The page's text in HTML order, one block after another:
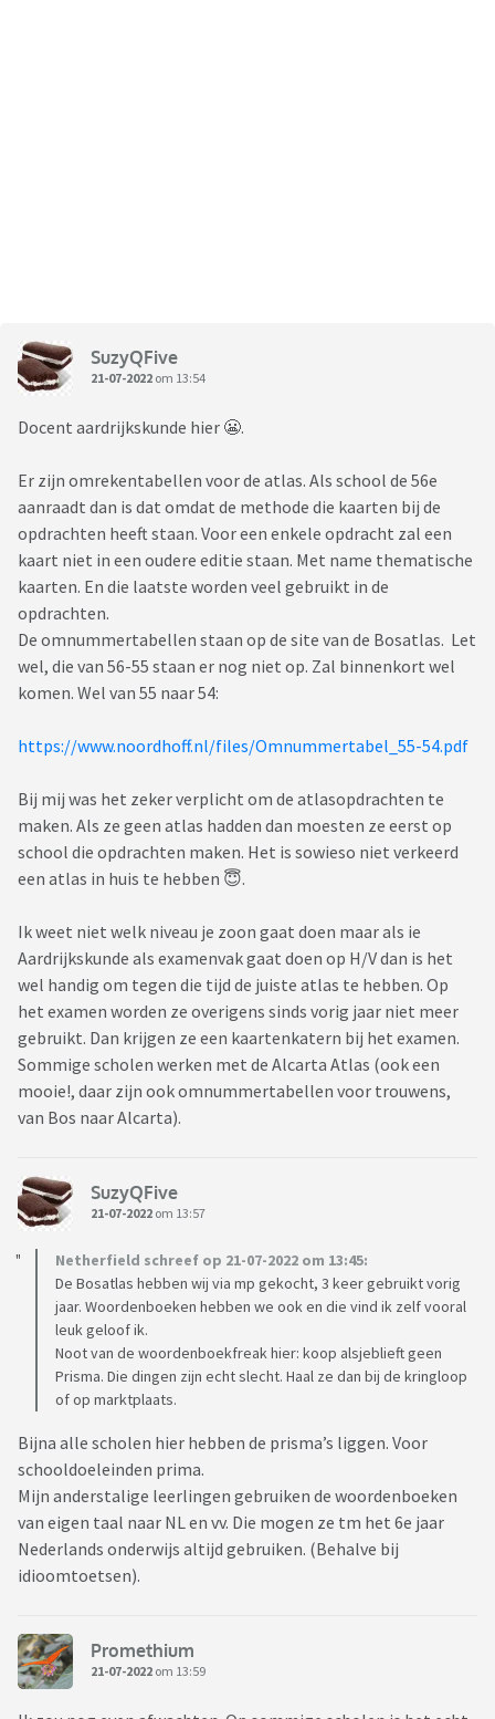
SuzyQFive
21-07-2022 om 13:54
Docent aardrijkskunde hier 😬.
Er zijn omrekentabellen voor de atlas. Als school de 56e
aanraadt dan is dat omdat de methode die kaarten bij de
opdrachten heeft staan. Voor een enkele opdracht zal een
kaart niet in een oudere editie staan. Met name thematische
kaarten. En die laatste worden veel gebruikt in de
opdrachten.
De omnummertabellen staan op de site van de Bosatlas. Let
wel, die van 56-55 staan er nog niet op. Zal binnenkort wel
komen. Wel van 55 naar 54:
https://www.noordhoff.nl/files/Omnummertabel_55-54.pdf
Bij mij was het zeker verplicht om de atlasopdrachten te
maken. Als ze geen atlas hadden dan moesten ze eerst op
school die opdrachten maken. Het is sowieso niet verkeerd
een atlas in huis te hebben 😇.
Ik weet niet welk niveau je zoon gaat doen maar als ie
Aardrijkskunde als examenvak gaat doen op H/V dan is het
wel handig om tegen die tijd de juiste atlas te hebben. Op
het examen worden ze overigens sinds vorig jaar niet meer
gebruikt. Dan krijgen ze een kaartenkatern bij het examen.
Sommige scholen werken met de Alcarta Atlas (ook een
mooie!, daar zijn ook omnummertabellen voor trouwens,
van Bos naar Alcarta).
SuzyQFive
21-07-2022 om 13:57
Netherfield schreef op 21-07-2022 om 13:45:
De Bosatlas hebben wij via mp gekocht, 3 keer gebruikt vorig
jaar. Woordenboeken hebben we ook en die vind ik zelf vooral
leuk geloof ik.
Noot van de woordenboekfreak hier: koop alsjeblieft geen
Prisma. Die dingen zijn echt slecht. Haal ze dan bij de kringloop
of op marktplaats.
Bijna alle scholen hier hebben de prisma’s liggen. Voor
schooldoeleinden prima.
Mijn anderstalige leerlingen gebruiken de woordenboeken
van eigen taal naar NL en vv. Die mogen ze tm het 6e jaar
Nederlands onderwijs altijd gebruiken. (Behalve bij
idioomtoetsen).
Promethium
21-07-2022 om 13:59